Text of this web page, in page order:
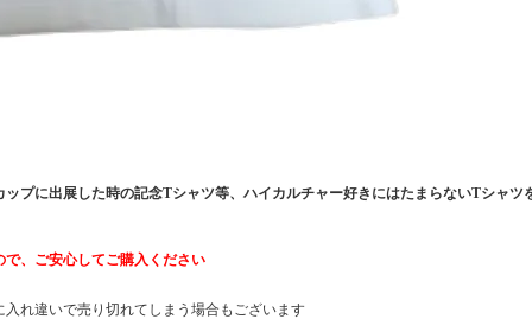
プに出展した時の記念Tシャツ等、ハイカルチャー好きにはたまらないTシャツ
、ご安心してご購入ください
れ違いで売り切れてしまう場合もございます